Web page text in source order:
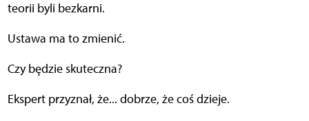
teorii byli bezkarni.
Ustawa ma to zmienić.
Czy będzie skuteczna?
Ekspert przyznał, że... dobrze, że coś dzieje.